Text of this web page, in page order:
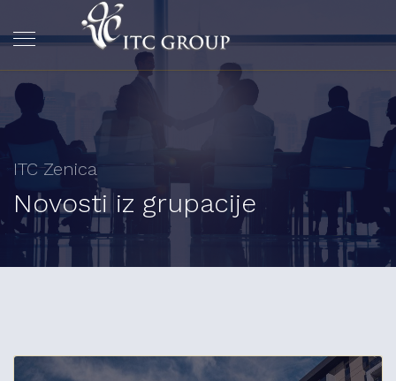
ITC Zenica
Novosti iz grupacije